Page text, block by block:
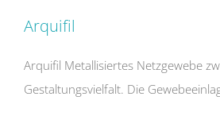
Arquifil
Arquifil Metallisiertes Netzgewebe
Gestaltungsvielfalt. Die